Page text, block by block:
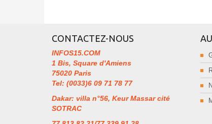
CONTACTEZ-NOUS
INFOS15.COM
1 Bis, Square d'Amiens
75020 Paris
Tel: (0033)6 09 71 78 77
Dakar: villa n°56, Keur Massar cité
SOTRAC